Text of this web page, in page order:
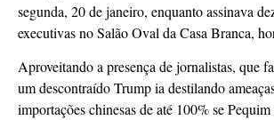
segunda, 20 de janeiro, enquanto assinava
executivas no Salão Oval da Casa Branca,
Aproveitando a presença de jornalistas, que
um descontraído Trump ia destilando
importações chinesas de até 100% se